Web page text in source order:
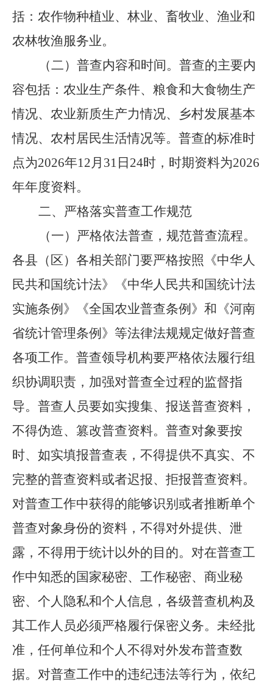
括：农作物种植业、林业、畜牧业、渔业和
农林牧渔服务业。
（二）普查内容和时间。 普查的主要内
容包括：农业生产条件、粮食和大食物生产
情况、农业新质生产力情况、乡村发展基本
情况、农村居民生活情况等。普查的标准时
点为2026年12月 31 日 24时，时期资料为2026
年年度资料。
二、严格落实普查工作规范
（一）严格依法普查，规范普查流程。
各县（区）各相关部门要严格按照《中华人
民共和国统计法》《中华人民共和国统计法
实施条例》《全国农业普查条例》和《河南
省统计管理条例》等法律法规规定做好普查
各项工作。普查领导机构要严格依法履行组
织协调职责，加强对普查全过程的监督指
导。普查人员要如实搜集、报送普查资料，
不得伪造、篡改普查资料。普查对象要按
时、如实填报普查表，不得提供不真实、不
完整的普查资料或者迟报、拒报普查资料。
对普查工作中获得的能够识别或者推断单个
普查对象身份的资料，不得对外提供、泄
露，不得用于统计以外的目的。对在普查工
作中知悉的国家秘密、工作秘密、商业秘
密、个人隐私和个人信息，各级普查机构及
其工作人员必须严格履行保密义务。未经批
准，任何单位和个人不得对外发布普查数
据。对普查工作中的违纪违法等行为，依纪